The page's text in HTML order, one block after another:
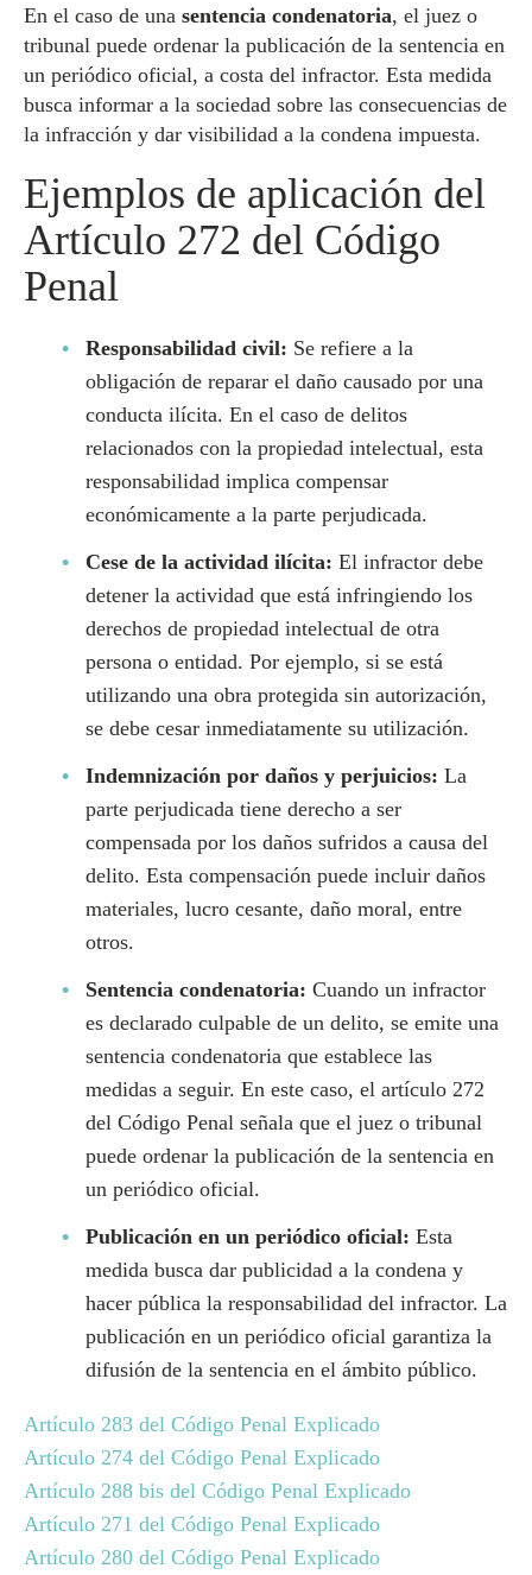
En el caso de una sentencia condenatoria, el juez o
tribunal puede ordenar la publicación de la sentencia en
un periódico oficial, a costa del infractor. Esta medida
busca informar a la sociedad sobre las consecuencias de
la infracción y dar visibilidad a la condena impuesta.
Ejemplos de aplicación del
Artículo 272 del Código
Penal
Responsabilidad civil: Se refiere a la
obligación de reparar el daño causado por una
conducta ilícita. En el caso de delitos
relacionados con la propiedad intelectual, esta
responsabilidad implica compensar
económicamente a la parte perjudicada.
Cese de la actividad ilícita: El infractor debe
detener la actividad que está infringiendo los
derechos de propiedad intelectual de otra
persona o entidad. Por ejemplo, si se está
utilizando una obra protegida sin autorización,
se debe cesar inmediatamente su utilización.
Indemnización por daños y perjuicios: La
parte perjudicada tiene derecho a ser
compensada por los daños sufridos a causa del
delito. Esta compensación puede incluir daños
materiales, lucro cesante, daño moral, entre
otros.
Sentencia condenatoria: Cuando un infractor
es declarado culpable de un delito, se emite una
sentencia condenatoria que establece las
medidas a seguir. En este caso, el artículo 272
del Código Penal señala que el juez o tribunal
puede ordenar la publicación de la sentencia en
un periódico oficial.
Publicación en un periódico oficial: Esta
medida busca dar publicidad a la condena y
hacer pública la responsabilidad del infractor. La
publicación en un periódico oficial garantiza la
difusión de la sentencia en el ámbito público.
Artículo 283 del Código Penal Explicado
Artículo 274 del Código Penal Explicado
Artículo 288 bis del Código Penal Explicado
Artículo 271 del Código Penal Explicado
Artículo 280 del Código Penal Explicado